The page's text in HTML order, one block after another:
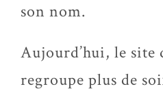
son nom.
Aujourd’hui, le site
regroupe plus de